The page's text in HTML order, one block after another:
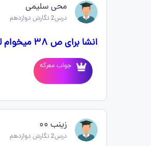
محی سلیمی
درس2 نگارش دوازدهم
انشا برای ص ۳۸ میخوام لطفا برام بفرستین ممنون میشم
جواب معرکه
زینب ۰۰
درس2 نگارش دوازدهم